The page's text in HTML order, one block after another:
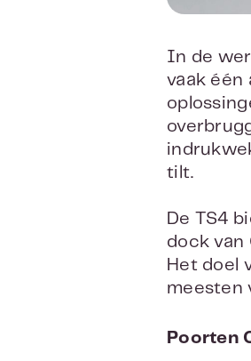
In de
vaak één
tilt.
De TS4
dock van
Het doel
meesten
Poorten